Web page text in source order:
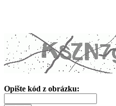
Opište kód z obrázku: